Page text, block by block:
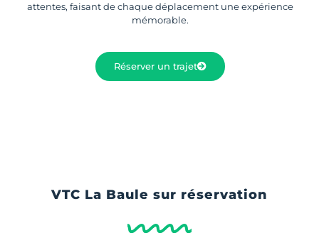
attentes, faisant de chaque déplacement une expérience
mémorable.
Réserver un trajet
VTC La Baule sur réservation